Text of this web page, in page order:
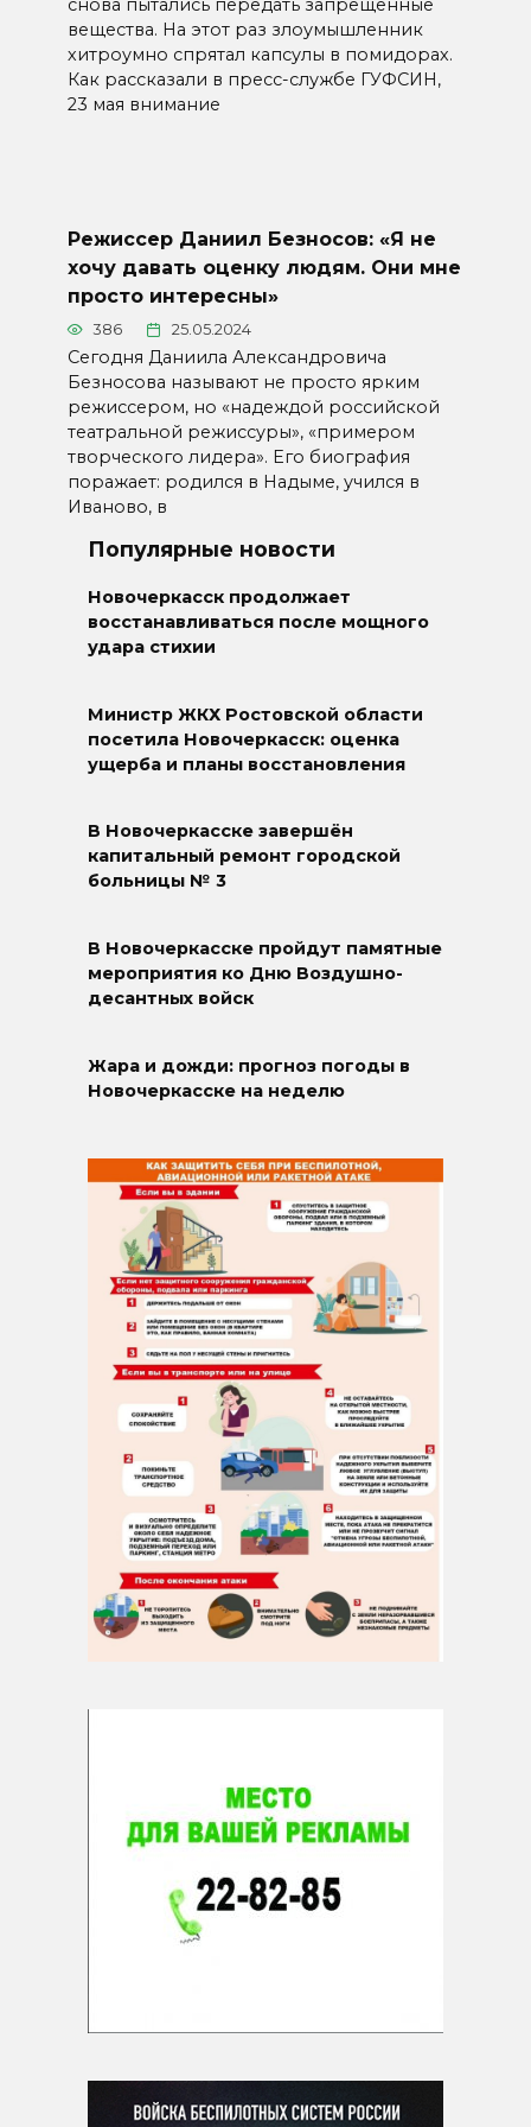
вещества. На этот раз злоумышленник
хитроумно спрятал капсулы в помидорах.
Как рассказали в пресс-службе ГУФСИН,
23 мая внимание
Режиссер Даниил Безносов: «Я не
хочу давать оценку людям. Они мне
просто интересны»
386 25.05.2024
Сегодня Даниила Александровича
Безносова называют не просто ярким
режиссером, но «надеждой российской
театральной режиссуры», «примером
творческого лидера». Его биография
поражает: родился в Надыме, учился в
Иваново, в
Популярные новости
Новочеркасск продолжает
восстанавливаться после мощного
удара стихии
Министр ЖКХ Ростовской области
посетила Новочеркасск: оценка
ущерба и планы восстановления
В Новочеркасске завершён
капитальный ремонт городской
больницы № 3
В Новочеркасске пройдут памятные
мероприятия ко Дню Воздушно-
десантных войск
Жара и дожди: прогноз погоды в
Новочеркасске на неделю